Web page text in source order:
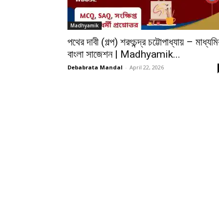
Madhyamik
পথের দাবী (গল্প) শরৎচন্দ্র চট্টোপাধ্যায় –
বাংলা সাজেশন | Madhyamik...
Debabrata Mandal - April 22, 2026